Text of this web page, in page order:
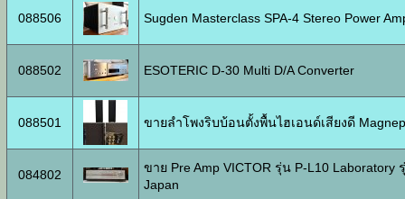
088506 Sugden Masterclass SPA-4 Stereo Power
088502 ESOTERIC D-30 Multi D/A Converter
088501 ขายลำโพงริบบ้อนตั้งพื้นไฮเอนด์เสียงดี
084802
ขาย Pre Amp VICTOR รุ่น P-L10
Japan